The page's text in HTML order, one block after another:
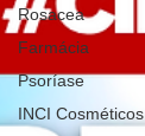
Rosacea
Farmácia
Psoríase
INCI Cosméticos